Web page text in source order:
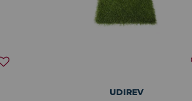
UDIREV